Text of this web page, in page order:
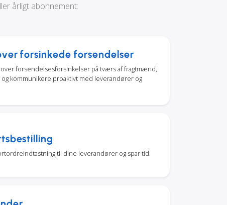
årligt abonnement:
forsinkede forsendelser
forsendelsesforsinkelser på tværs af fragtmænd,
og kommunikere proaktivt med leverandører og
til dine leverandører og spar tid.